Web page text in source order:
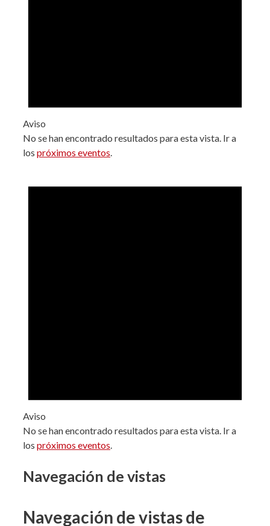
Aviso
No se han encontrado resultados para esta vista. Ir a
los próximos eventos
Aviso
No se han encontrado resultados para esta vista. Ir a
los próximos eventos.
Navegación de vistas
Navegación de vistas de